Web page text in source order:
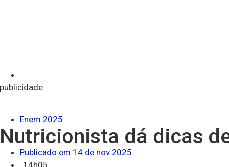
publicidade
Enem 2025
Nutricionista dá dicas
Publicado em 14 de nov 2025
, 14h05